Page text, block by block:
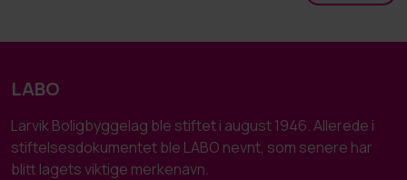
LABO
Larvik Boligbyggelag ble stiftet i august 1946. Allerede i
stiftelsesdokumentet ble LABO nevnt, som senere har
blitt lagets viktige merkenavn.